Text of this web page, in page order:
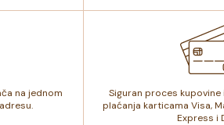
na jednom
Siguran proces
plaćanja karticama Visa,
Express i